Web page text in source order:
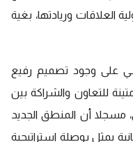
وريادتها، بغية
على وجود تصميم رفيع
للتعاون والشراكة بين
مسجلا أن المنطق الجديد
يمثل بوصلة استراتيجية